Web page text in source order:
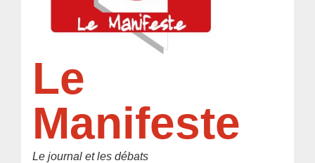
Le
Manifeste
Le journal et les débats